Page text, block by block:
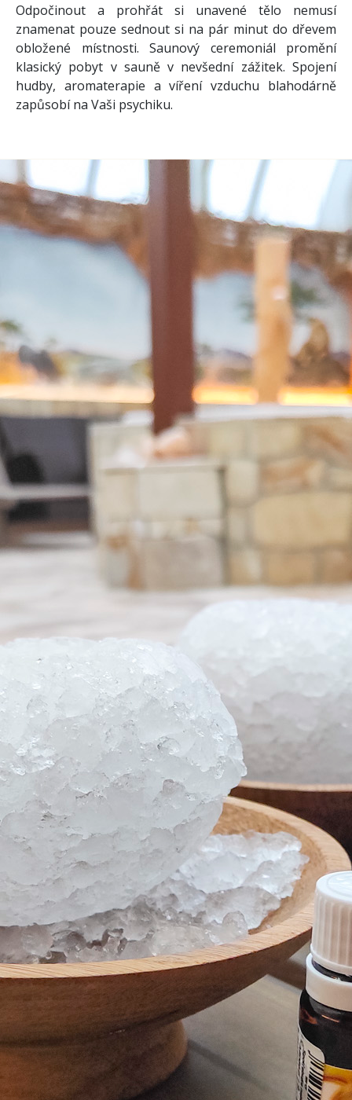
Odpočinout a prohřát si unavené tělo nemusí
znamenat pouze sednout si na pár minut do dřevem
obložené místnosti. Saunový ceremoniál promění
klasický pobyt v sauně v nevšední zážitek. Spojení
hudby, aromaterapie a víření vzduchu blahodárně
zapůsobí na Vaši psychiku.